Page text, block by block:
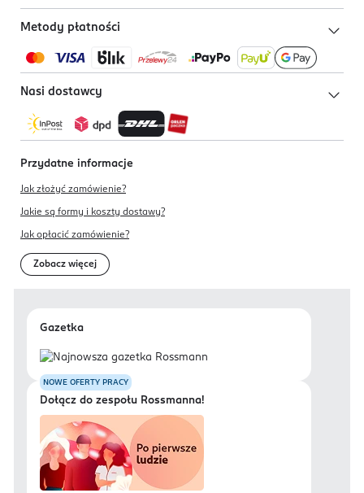
Metody płatności
Nasi dostawcy
Przydatne informacje
Jak złożyć zamówienie?
Jakie są formy i koszty dostawy?
Jak opłacić zamówienie?
Zobacz więcej
Gazetka
NOWE OFERTY PRACY
Dołącz do zespołu Rossmanna!